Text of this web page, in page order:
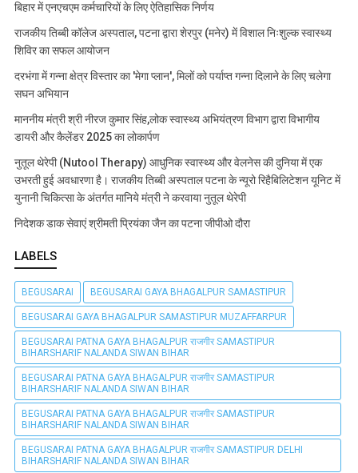
बिहार में एनएचएम कर्मचारियों के लिए ऐतिहासिक निर्णय
राजकीय तिब्बी कॉलेज अस्पताल, पटना द्वारा शेरपुर (मनेर) में विशाल निःशुल्क स्वास्थ्य
शिविर का सफल आयोजन
दरभंगा में गन्ना क्षेत्र विस्तार का 'मेगा प्लान', मिलों को पर्याप्त गन्ना दिलाने के लिए चलेगा
सघन अभियान
माननीय मंत्री श्री नीरज कुमार सिंह,लोक स्वास्थ्य अभियंत्रण विभाग द्वारा विभागीय
डायरी और कैलेंडर 2025 का लोकार्पण
नुतूल थेरेपी (Nutool Therapy) आधुनिक स्वास्थ्य और वेलनेस की दुनिया में एक
उभरती हुई अवधारणा है। राजकीय तिब्बी अस्पताल पटना के न्यूरो रिहैबिलिटेशन यूनिट में
युनानी चिकित्सा के अंतर्गत मानिये मंत्री ने करवाया नुतूल थेरेपी
निदेशक डाक सेवाएं श्रीमती प्रियंका जैन का पटना जीपीओ दौरा
LABELS
BEGUSARAI BEGUSARAI GAYA BHAGALPUR SAMASTIPUR
BEGUSARAI GAYA BHAGALPUR SAMASTIPUR MUZAFFARPUR
BEGUSARAI PATNA GAYA BHAGALPUR राजगीर SAMASTIPUR
BIHARSHARIF NALANDA SIWAN BIHAR
BEGUSARAI PATNA GAYA BHAGALPUR राजगीर SAMASTIPUR
BIHARSHARIF NALANDA SIWAN BIHAR
BEGUSARAI PATNA GAYA BHAGALPUR राजगीर SAMASTIPUR
BIHARSHARIF NALANDA SIWAN BIHAR
BEGUSARAI PATNA GAYA BHAGALPUR राजगीर SAMASTIPUR DELHI
BIHARSHARIF NALANDA SIWAN BIHAR